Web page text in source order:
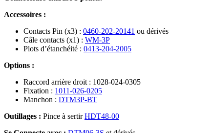
Accessoires :
Contacts Pin (x3) : 0460-202-20141 ou dérivés
Câle contacts (x1) : WM-3P
Plots d’étanchéité : 0413-204-2005
Options :
Raccord arrière droit : 1028-024-0305
Fixation : 1011-026-0205
Manchon : DTM3P-BT
Outillages : Pince à sertirHDT48-00